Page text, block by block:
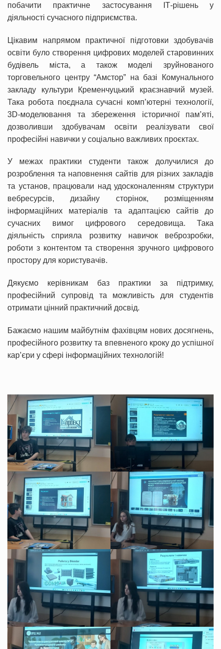
побачити практичне застосування ІТ-рішень у
діяльності сучасного підприємства.
Цікавим напрямом практичної підготовки здобувачів
освіти було створення цифрових моделей старовинних
будівель міста, а також моделі зруйнованого
торговельного центру “Амстор” на базі Комунального
закладу культури Кременчуцький краєзнавчий музей.
Така робота поєднала сучасні комп’ютерні технології,
3D-моделювання та збереження історичної пам’яті,
дозволивши здобувачам освіти реалізувати свої
професійні навички у соціально важливих проєктах.
У межах практики студенти також долучилися до
розроблення та наповнення сайтів для різних закладів
та установ, працювали над удосконаленням структури
вебресурсів, дизайну сторінок, розміщенням
інформаційних матеріалів та адаптацією сайтів до
сучасних вимог цифрового середовища. Така
діяльність сприяла розвитку навичок веброзробки,
роботи з контентом та створення зручного цифрового
простору для користувачів.
Дякуємо керівникам баз практики за підтримку,
професійний супровід та можливість для студентів
отримати цінний практичний досвід.
Бажаємо нашим майбутнім фахівцям нових досягнень,
професійного розвитку та впевненого кроку до успішної
кар’єри у сфері інформаційних технологій!